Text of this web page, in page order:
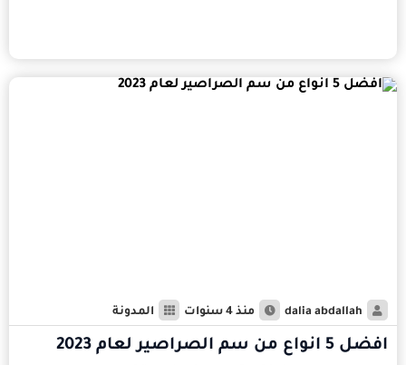
dalia abdallah منذ 4 سنوات المدونة
افضل 5 انواع من سم الصراصير لعام 2023